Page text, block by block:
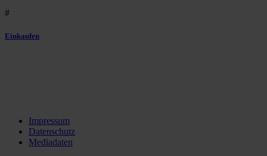
#
Einkaufen
Impressum
Datenschutz
Mediadaten